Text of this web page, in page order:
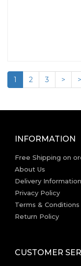
1 2 3 >
INFORMATION
Free Shipping on
About Us
Delivery Information
Privacy Policy
Terms & Conditions
Return Policy
CUSTOMER